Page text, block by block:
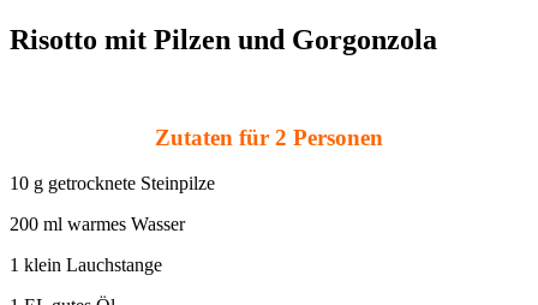
Risotto mit Pilzen und Gorgonzola
Zutaten für 2 Personen
10 g getrocknete Steinpilze
200 ml warmes Wasser
1 klein Lauchstange